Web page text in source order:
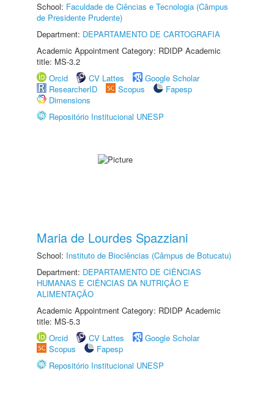
School: Faculdade de Ciências e Tecnologia (Câmpus
de Presidente Prudente)
Department: DEPARTAMENTO DE CARTOGRAFIA
Academic Appointment Category: RDIDP Academic
title: MS-3.2
Orcid
CV Lattes
Google Scholar
ResearcherID
Scopus
Fapesp
Dimensions
Repositório Institucional UNESP
Maria de Lourdes Spazziani
School: Instituto de Biociências (Câmpus de Botucatu)
Department: DEPARTAMENTO DE CIÊNCIAS
HUMANAS E CIÊNCIAS DA NUTRIÇÃO E
ALIMENTAÇÃO
Academic Appointment Category: RDIDP Academic
title: MS-5.3
Orcid
CV Lattes
Google Scholar
Scopus
Fapesp
Repositório Institucional UNESP